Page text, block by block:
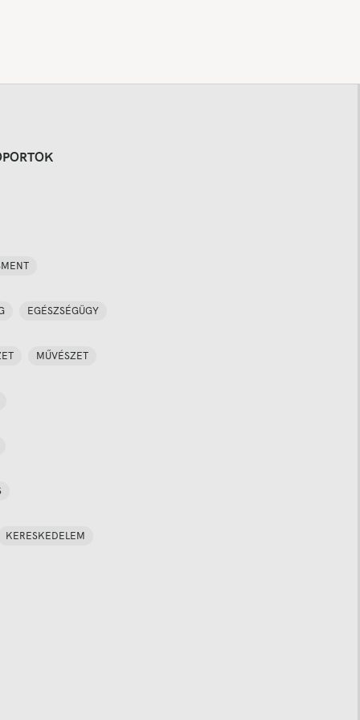
EGÉSZSÉGÜGY
MŰVÉSZET
KERESKEDELEM